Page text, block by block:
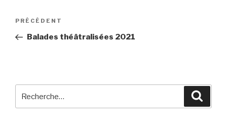
Navigation
l’article
Article
précédent
PRÉCÉDENT
Balades théâtralisées 2021